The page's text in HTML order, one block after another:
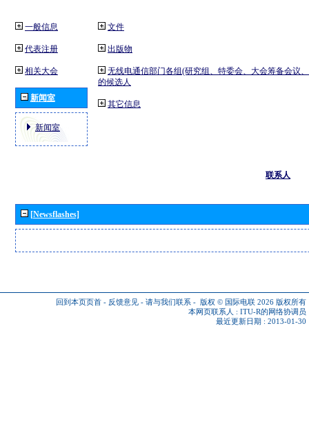
一般信息
代表注册
相关大会
新闻室
新闻室
文件
出版物
无线电通信部门各组(研究组、特委会、大会筹备会议
的候选人
其它信息
联系人
[Newsflashes]
回到本页页首 - 反馈意见 - 请与我们联系 - 版权 © 国际电联 2026 版权所有
本网页联系人 : ITU-R的网络协调员
最近更新日期 : 2013-01-30